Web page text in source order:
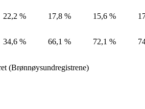
22,2 % 17,8 % 15,6 %
34,6 %
66,1 % 72,1 %
(Brønnøysundregistrene)